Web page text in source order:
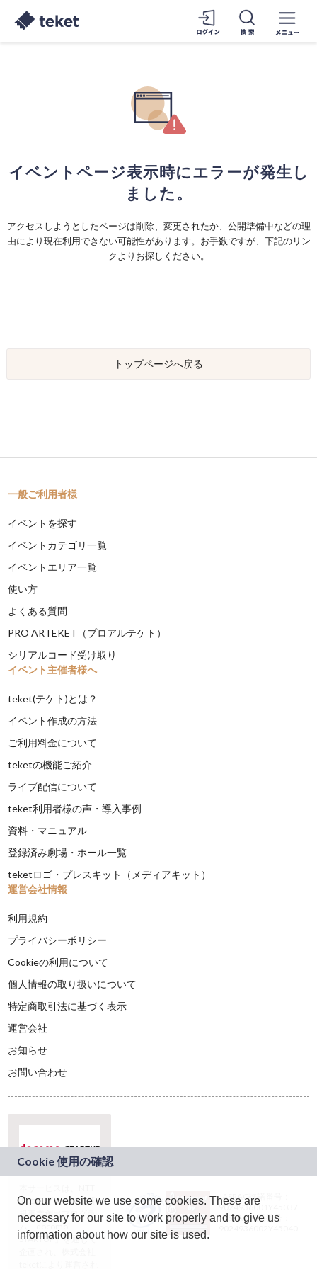
イベントページ表示時にエラーが発生し
ました。
アクセスしようとしたページは削除、変更されたか、公開準備中などの理
由により現在利用できない可能性があります。お手数ですが、下記のリン
クよりお探しください。
トップページへ戻る
一般ご利用者様
イベントを探す
イベントカテゴリ一覧
イベントエリア一覧
使い方
よくある質問
PRO ARTEKET（プロアルテケト）
シリアルコード受け取り
イベント主催者様へ
teket(テケト)とは？
イベント作成の方法
ご利用料金について
teketの機能ご紹介
ライブ配信について
teket利用者様の声・導入事例
資料・マニュアル
登録済み劇場・ホール一覧
teketロゴ・プレスキット（メディアキット）
運営会社情報
利用規約
プライバシーポリシー
Cookieの利用について
個人情報の取り扱いについて
特定商取引法に基づく表示
運営会社
お知らせ
お問い合わせ
ドコモグループの新
規事業創出プログラ
ム「docomo
STARTUP」を通じて
JASRAC許諾番号：
9024936001Y45037
JASRAC許諾番号：
On our website we use some cookies. These are
necessary for our site to work properly and to give us
information about how our site is used.